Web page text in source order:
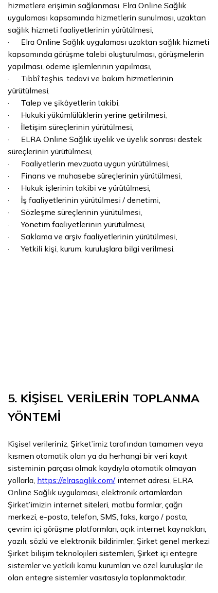
hizmetlere erişimin sağlanması, Elra Online Sağlık
uygulaması kapsamında hizmetlerin sunulması, uzaktan
sağlık hizmeti faaliyetlerinin yürütülmesi,
· Elra Online Sağlık uygulaması uzaktan sağlık hizmeti
kapsamında görüşme talebi oluşturulması, görüşmelerin
yapılması, ödeme işlemlerinin yapılması,
· Tıbbî teşhis, tedavi ve bakım hizmetlerinin
yürütülmesi,
· Talep ve şikâyetlerin takibi,
· Hukuki yükümlülüklerin yerine getirilmesi,
· İletişim süreçlerinin yürütülmesi,
· ELRA Online Sağlık üyelik ve üyelik sonrası destek
süreçlerinin yürütülmesi,
· Faaliyetlerin mevzuata uygun yürütülmesi,
· Finans ve muhasebe süreçlerinin yürütülmesi,
· Hukuk işlerinin takibi ve yürütülmesi,
· İş faaliyetlerinin yürütülmesi / denetimi,
· Sözleşme süreçlerinin yürütülmesi,
· Yönetim faaliyetlerinin yürütülmesi,
· Saklama ve arşiv faaliyetlerinin yürütülmesi,
· Yetkili kişi, kurum, kuruluşlara bilgi verilmesi.
5. KİŞİSEL VERİLERİN TOPLANMA
YÖNTEMİ
Kişisel verileriniz, Şirket’imiz tarafından tamamen veya
kısmen otomatik olan ya da herhangi bir veri kayıt
sisteminin parçası olmak kaydıyla otomatik olmayan
yollarla, https://elrasaglik.com/ internet adresi, ELRA
Online Sağlık uygulaması, elektronik ortamlardan
Şirket’imizin internet siteleri, matbu formlar, çağrı
merkezi, e-posta, telefon, SMS, faks, kargo / posta,
çevrim içi görüşme platformları, açık internet kaynakları,
yazılı, sözlü ve elektronik bildirimler, Şirket genel merkezi
Şirket bilişim teknolojileri sistemleri, Şirket içi entegre
sistemler ve yetkili kamu kurumları ve özel kuruluşlar ile
olan entegre sistemler vasıtasıyla toplanmaktadır.